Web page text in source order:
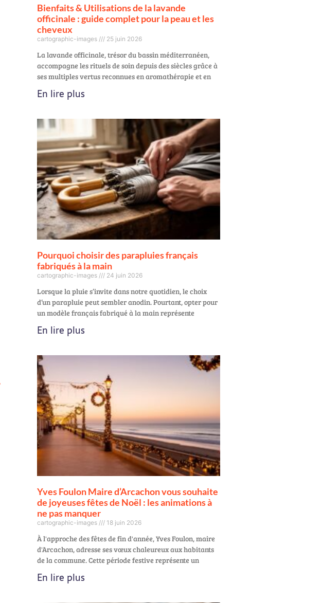
Bienfaits & Utilisations de la lavande
officinale : guide complet pour la peau et les
cheveux
cartographic-images 25 juin 2026
La lavande officinale, trésor du bassin méditerranéen,
accompagne les rituels de soin depuis des siècles grâce à
ses multiples vertus reconnues en aromathérapie et en
En lire plus
Pourquoi choisir des parapluies français
fabriqués à la main
cartographic-images 24 juin 2026
Lorsque la pluie s’invite dans notre quotidien, le choix
d’un parapluie peut sembler anodin. Pourtant, opter pour
un modèle français fabriqué à la main représente
En lire plus
Yves Foulon Maire d’Arcachon vous souhaite
de joyeuses fêtes de Noël : les animations à
ne pas manquer
cartographic-images 18 juin 2026
À l'approche des fêtes de fin d'année, Yves Foulon, maire
d'Arcachon, adresse ses vœux chaleureux aux habitants
de la commune. Cette période festive représente un
En lire plus